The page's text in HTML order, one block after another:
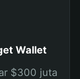
Wallet
$300 juta